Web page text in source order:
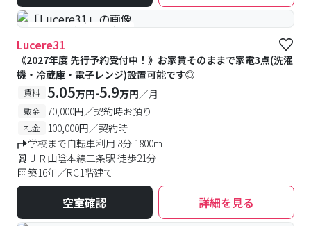
#予約受付中 #空室待ち
Lucere31
《2027年度 先行予約受付中！》お家賃そのままで家電3点(洗濯
機・冷蔵庫・電子レンジ)設置可能です◎
賃料 5.05万円-5.9万円／月
敷金 70,000円／契約時お預り
礼金
100,000円／契約時
学校まで自転車利用 8分 1800m
ＪＲ山陰本線二条駅 徒歩21分
築16年／RC1階建て
空室確認 詳細を見る